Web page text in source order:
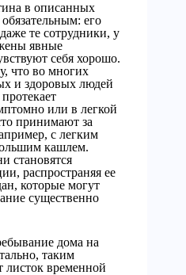
в описанных
его
те сотрудники, у
явные
себя хорошо.
что во многих
и здоровых людей
или в легкой
принимают за
с легким
кашлем.
становятся
распространяя ее
которые могут
существенно
дома на
таким
листок временной